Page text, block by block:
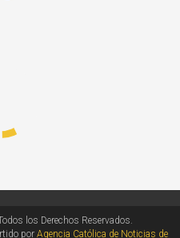
los Derechos Reservados.
por Agencia Católica de Noticias de